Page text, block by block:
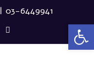
פתח סרגל נגישות
03-6449941
|